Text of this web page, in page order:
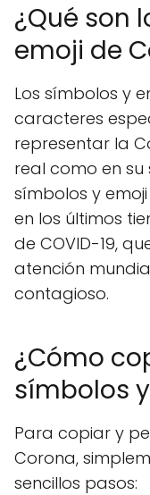
¿Qué son
emoji de
Los símbolos y
caracteres
representar la
real como en su
símbolos y
en los últimos
de COVID-19,
atención
contagioso.
¿Cómo
símbolos
Para copiar y
Corona,
sencillos pasos: